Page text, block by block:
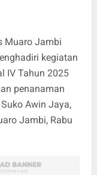
Muaro Jambi
kegiatan
IV Tahun 2025
penanaman
Awin Jaya,
Jambi, Rabu